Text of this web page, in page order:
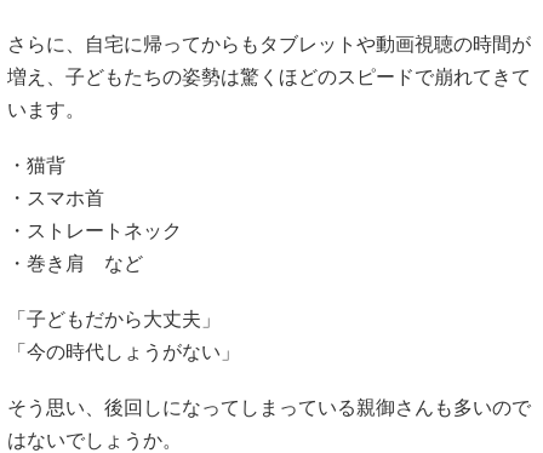
さらに、自宅に帰ってからもタブレットや動画視聴の時間が
増え、子どもたちの姿勢は驚くほどのスピードで崩れてきて
います。
・猫背
・スマホ首
・ストレートネック
・巻き肩 など
「子どもだから大丈夫」
「今の時代しょうがない」
そう思い、後回しになってしまっている親御さんも多いので
はないでしょうか。